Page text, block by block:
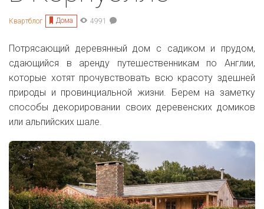
Квартблог Дома 4991
Потрясающий деревянный дом с садиком и прудом,
сдающийся в аренду путешественникам по Англии,
которые хотят прочувствовать всю красоту здешней
природы и провинциальной жизни. Берем на заметку
способы декорировании своих деревенских домиков
или альпийских шале.